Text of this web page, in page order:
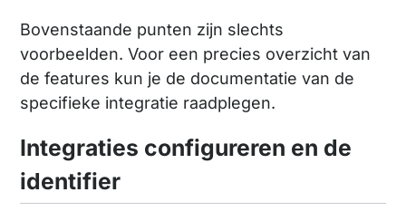
Bovenstaande punten zijn slechts
voorbeelden. Voor een precies overzicht van
de features kun je de documentatie van de
specifieke integratie raadplegen.
Integraties configureren en de
identifier